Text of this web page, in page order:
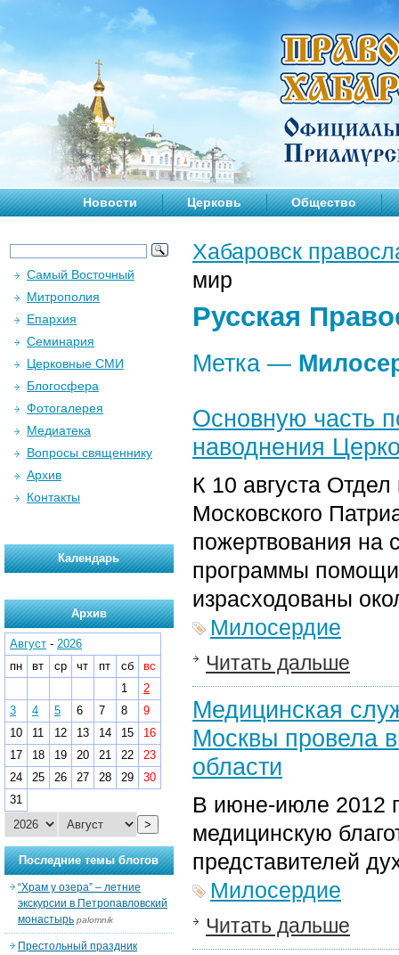
Новости Церковь Общество
Хабаровск
мир
Русская
Метка —
Основную часть
наводнения
К 10 августа Отдел
Московского
пожертвования на
программы помощи
израсходованы
Милосердие
Читать дальше
Медицинская
Москвы провела
области
В июне-июле 2012
медицинскую
представителей
Милосердие
Читать дальше
Самый Восточный
Митрополия
Епархия
Семинария
Церковные СМИ
Блогосфера
Фотогалерея
Медиатека
Вопросы священнику
Архив
Контакты
Календарь
Архив
Август - 2026
пн
вт ср чт пт сб
вс
1
2
3
4 5 6 7 8
9
10
11 12 13 14 15
16
17
18 19 20 21 22
23
24
25 26 27 28 29
30
31
>
Последние темы блогов
“Храм у озера” – летние
экскурсии в Петропавловский
монастырь palomnik
Престольный праздник